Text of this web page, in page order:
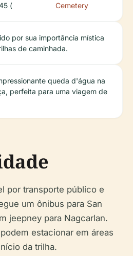
(
Cemetery
por sua importância mística
de caminhada.
queda d'água na
perfeita para uma viagem de
por transporte público e
um ônibus para San
jeepney para Nagcarlan.
estacionar em áreas
da trilha.